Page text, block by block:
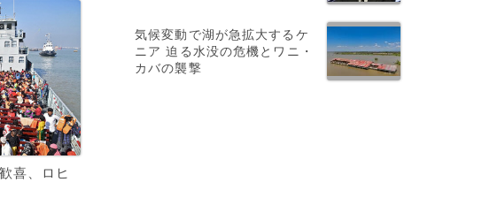
喜、ロヒ
気候変動で湖が急拡大するケ
ニア 迫る水没の危機とワニ・
カバの襲撃